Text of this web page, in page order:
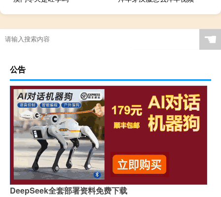
大年初三可以买金子吗女生
☚
公告
DeepSeek全套部署资料免费下载